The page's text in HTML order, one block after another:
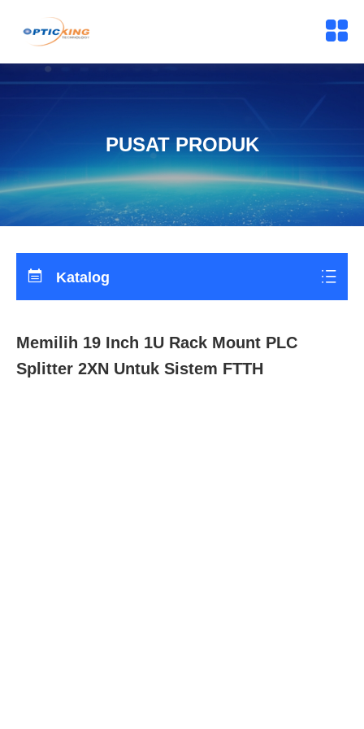
PUSAT PRODUK
Katalog
Memilih 19 Inch 1U Rack Mount PLC
Splitter 2XN Untuk Sistem FTTH